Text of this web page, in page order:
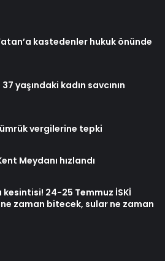
kastedenler hukuk önünde
yaşındaki kadın savcının
vergilerine tepki
Meydanı hızlandı
kesintisi! 24-25 Temmuz İSKİ
zaman bitecek, sular ne zaman